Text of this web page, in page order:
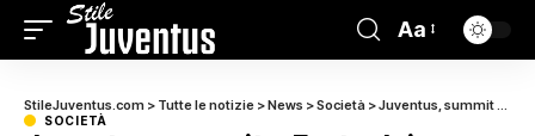
Aa
StileJuventus.com > Tutte le notizie >News >Società >Juventus, summit a Forte dei Marmi: Spalletti detta le priorità a Carnevali
SOCIETÀ